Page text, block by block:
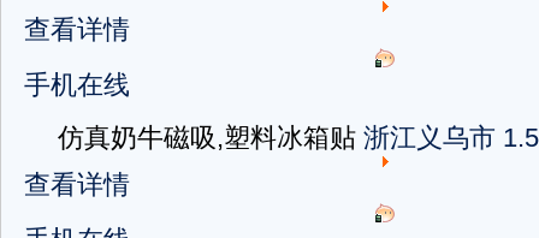
查看详情
手机在线
仿真奶牛磁吸,塑料冰箱贴 浙江义乌市
查看详情